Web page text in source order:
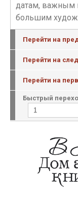
датам, важным
большим
Перейти на
Перейти на
Перейти на
Быстрый